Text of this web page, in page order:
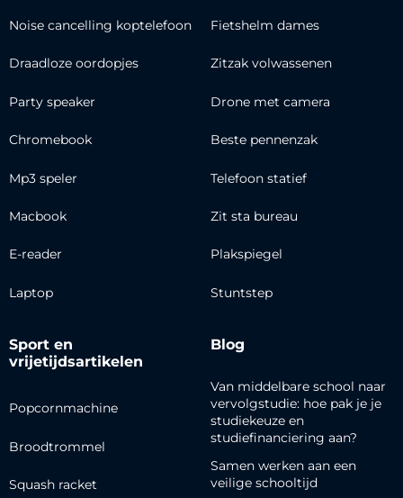
Noise cancelling koptelefoon
Draadloze oordopjes
Party speaker
Chromebook
Mp3 speler
Macbook
E-reader
Laptop
Fietshelm dames
Zitzak volwassenen
Drone met camera
Beste pennenzak
Telefoon statief
Zit sta bureau
Plakspiegel
Stuntstep
Sport en
vrijetijdsartikelen
Popcornmachine
Broodtrommel
Squash racket
Blog
Van middelbare school naar
vervolgstudie: hoe pak je je
studiekeuze en
studiefinanciering aan?
Samen werken aan een
veilige schooltijd